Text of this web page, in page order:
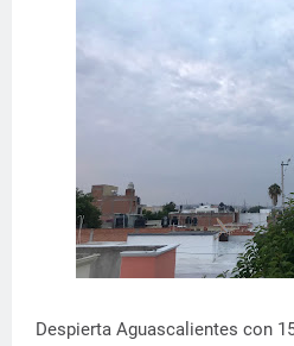
Despierta Aguascalientes con